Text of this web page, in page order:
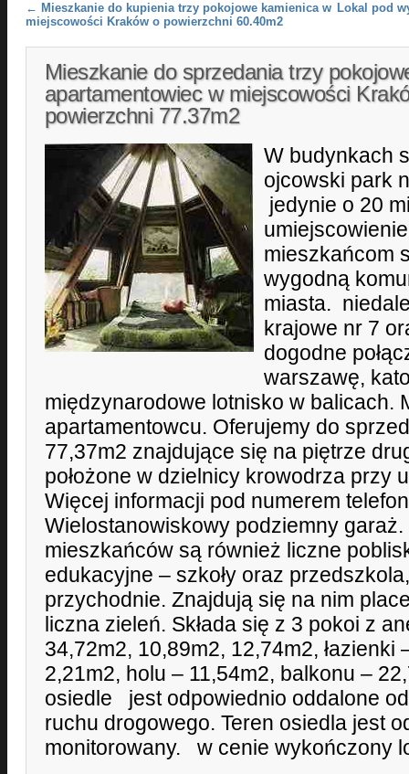
Post navigation
← Mieszkanie do kupienia trzy pokojowe kamienica w
miejscowości Kraków o powierzchni 60.40m2
Lokal pod
Mieszkanie do sprzedania trzy
apartamentowiec w miejscowości
powierzchni 77.37m2
W budynkach
ojcowski park
jedynie o 20
mieszkańcom
wygodną
miasta.
krajowe nr 7
dogodne
warszawę,
międzynarodowe lotnisko w balicach.
apartamentowcu. Oferujemy do
77,37m2 znajdujące się na piętrze
położone w dzielnicy krowodrza przy
Więcej informacji pod numerem
Wielostanowiskowy podziemny
mieszkańców są również liczne
edukacyjne – szkoły oraz
przychodnie. Znajdują się na nim
liczna zieleń. Składa się z 3 pokoi z
34,72m2, 10,89m2, 12,74m2, łazienki
2,21m2, holu – 11,54m2, balkonu –
osiedle jest odpowiednio oddalone
ruchu drogowego. Teren osiedla jest
monitorowany. w cenie wykończony